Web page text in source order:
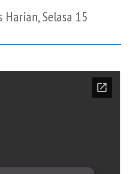
Harian, Selasa 15